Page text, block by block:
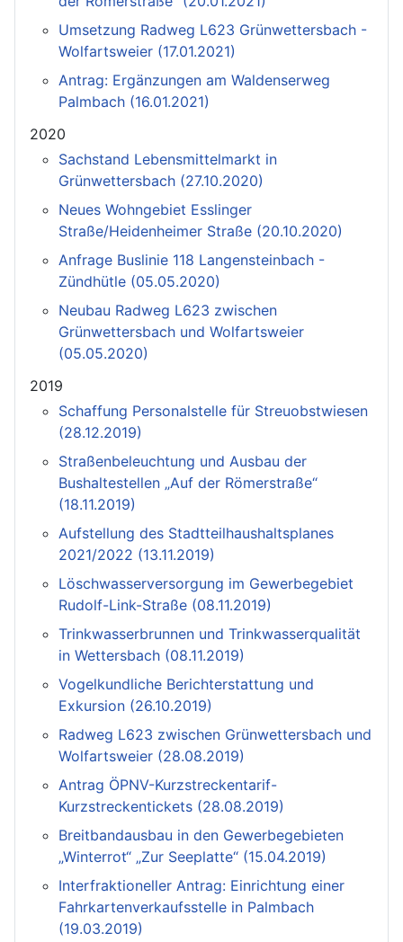
Umsetzung Radweg L623 Grünwettersbach -
Wolfartsweier (17.01.2021)
Antrag: Ergänzungen am Waldenserweg
Palmbach (16.01.2021)
2020
Sachstand Lebensmittelmarkt in
Grünwettersbach (27.10.2020)
Neues Wohngebiet Esslinger
Straße/Heidenheimer Straße (20.10.2020)
Anfrage Buslinie 118 Langensteinbach -
Zündhütle (05.05.2020)
Neubau Radweg L623 zwischen
Grünwettersbach und Wolfartsweier
(05.05.2020)
2019
Schaffung Personalstelle für Streuobstwiesen
(28.12.2019)
Straßenbeleuchtung und Ausbau der
Bushaltestellen „Auf der Römerstraße“
(18.11.2019)
Aufstellung des Stadtteilhaushaltsplanes
2021/2022 (13.11.2019)
Löschwasserversorgung im Gewerbegebiet
Rudolf-Link-Straße (08.11.2019)
Trinkwasserbrunnen und Trinkwasserqualität
in Wettersbach (08.11.2019)
Vogelkundliche Berichterstattung und
Exkursion (26.10.2019)
Radweg L623 zwischen Grünwettersbach und
Wolfartsweier (28.08.2019)
Antrag ÖPNV-Kurzstreckentarif-
Kurzstreckentickets (28.08.2019)
Breitbandausbau in den Gewerbegebieten
„Winterrot“ „Zur Seeplatte“ (15.04.2019)
Interfraktioneller Antrag: Einrichtung einer
Fahrkartenverkaufsstelle in Palmbach
(19.03.2019)